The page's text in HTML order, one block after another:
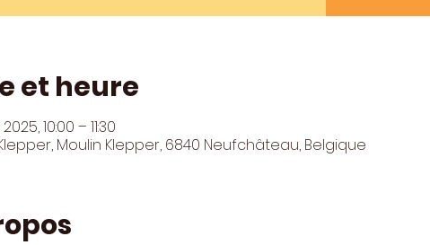
et heure
10:00 – 11:30
Moulin Klepper, 6840 Neufchâteau, Belgique